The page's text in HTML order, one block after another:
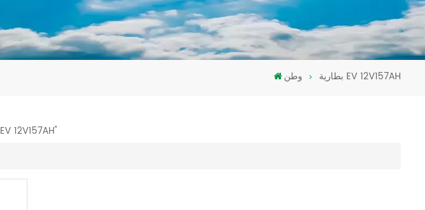
español
português
Türkçe
وطن بطارية EV 12V157AH
1 النتائج التي تم العثور عليها ل "بطارية EV 12V157AH"